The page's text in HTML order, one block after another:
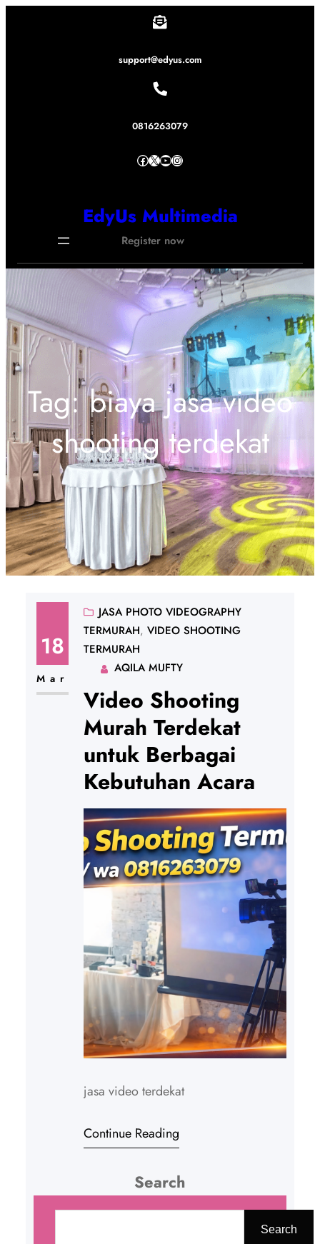
support@edyus.com
0816263079
Facebook X YouTube Instagram
EdyUs Multimedia
Register now
Tag:biaya jasa video
shooting terdekat
18
Mar
JASA PHOTO VIDEOGRAPHY
TERMURAH, VIDEO SHOOTING
TERMURAH
AQILA MUFTY
Video Shooting
Murah Terdekat
untuk Berbagai
Kebutuhan Acara
jasa video terdekat
Continue Reading
Search
Search